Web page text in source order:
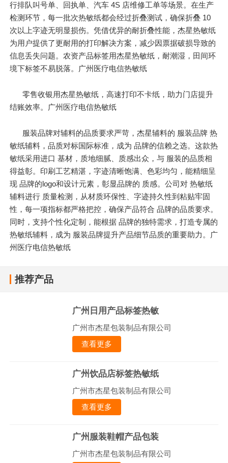
行排队叫号单、回执单、汽车 4S 店维修工单等场景。在生产
检测环节，每一批次热敏纸都会经过折叠测试，确保折叠 10
次以上字迹无明显损伤。凭借优异的耐折叠性能，杰星热敏纸
为用户提供了更耐用的打印解决方案，减少因票据破损导致的
信息丢失问题。农资产品标签用杰星热敏纸，耐潮湿，田间环
境下标签不易脱落。广州医疗电信热敏纸
零售收银用杰星热敏纸，高速打印不卡纸，助力门店提升
结账效率。广州医疗电信热敏纸
服装品牌对辅料的品质要求严苛，杰星辅料的 服装品牌 热
敏纸辅料，品质对标国际标准，成为 品牌的信赖之选。这款热
敏纸采用进口 基材，质地细腻、质感出众，与 服装的品质相
得益彰。印刷工艺精湛，字迹清晰饱满、色彩均匀，能精细呈
现 品牌的logo和设计元素，彰显品牌的 质感。公司对 热敏纸
辅料进行 质量检测，从材质环保性、字迹持久性到粘贴牢固
性，每一项指标都严格把控，确保产品符合 品牌的品质要求。
同时，支持个性化定制，能根据 品牌的独特需求，打造专属的
热敏纸辅料，成为 服装品牌提升产品细节品质的重要助力。广
州医疗电信热敏纸
推荐产品
广州日用产品标签热敏
广州市杰星包装制品有限公司
查看更多
广州饮品店标签热敏纸
广州市杰星包装制品有限公司
查看更多
广州服装鞋帽产品包装
广州市杰星包装制品有限公司